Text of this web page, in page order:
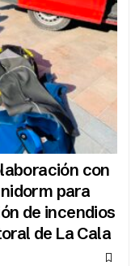
con
para
de incendios
de La Cala